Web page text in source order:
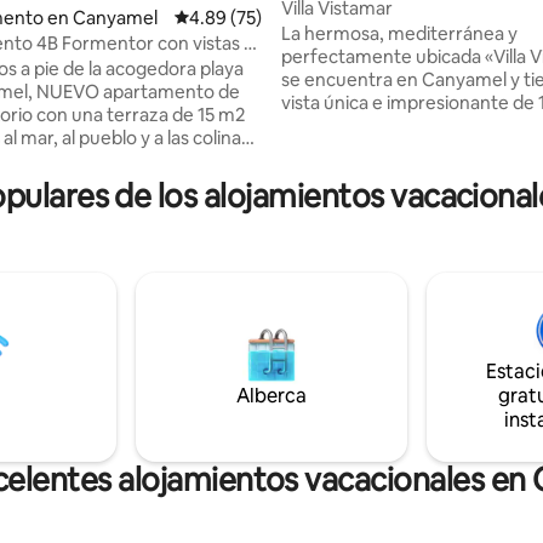
de 5; 134 evaluaciones
en Canyamel Calificación promedio: 4.89 de 5; 75
4.89 (75)
4B Formentor con vistas al
en Cañamel
a pie de la acogedora playa
NUEVO apartamento de
con una terraza de 15 m2
mar, al pueblo y a las colinas
cocina totalmente
lavadora,
la azotea con tumbonas y
piso) y aparcamiento
Villa Vistamar
La hermosa, mediterránea y
perfectamente ubicada «Villa
se encuentra en Canyamel y
vista única e impresionante de
personas, un total de 8
más hermosas, campos de
ciudades en las
de los alojamientos
Alberca
alojamientos vacacionales en